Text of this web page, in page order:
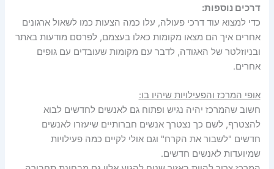
דרכים נוספות:
כדי למצוא עוד דרכי פעולה, עלו כמה הצעות כמו לשאול ארגונים
אחרים איך הם מצאו מקומות כאלו בעצמם, לפרסם מודעות באתר
ובניוזלטר של האגודה, לדבר עם מקומות שעובדים עם גופים
אחרים.
אופי המרכז והפעילויות שיהיו בו:
חשוב שהמרכז יהיה נגיש ופתוח גם לאנשים לחדשים לבוא
להצטרף, לשם כך נצטרך אנשים חברותיים שיעזרו לאנשים
חדשים "לשבור את הקרח" וגם אולי לקיים כמה פעילויות
שמיועדות לאנשים חדשים.